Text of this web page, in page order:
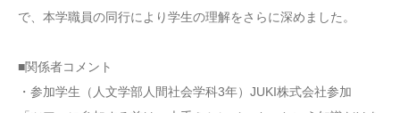
で、本学職員の同行により学生の理解をさらに深めました。
■関係者コメント
・参加学生（人文学部人間社会学科3年）JUKI株式会社参加